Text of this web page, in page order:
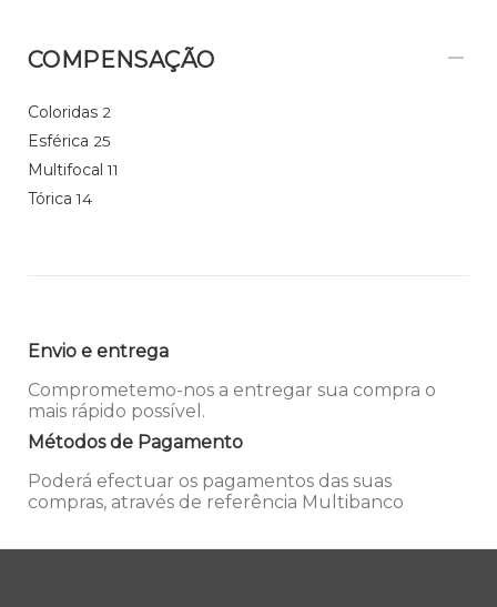
COMPENSAÇÃO
Coloridas 2
Esférica 25
Multifocal 11
Tórica 14
Envio e entrega
Comprometemo-nos a entregar sua compra o
mais rápido possível.
Métodos de Pagamento
Poderá efectuar os pagamentos das suas
compras, através de referência Multibanco